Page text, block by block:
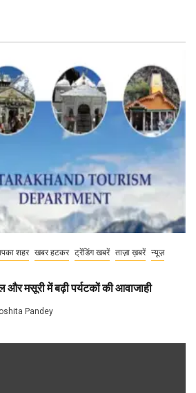
शहर खबर हटकर ट्रेंडिंग खबरें ताज़ा ख़बरें न्यूज़
और मसूरी में बढ़ी पर्यटकों की आवाजाही
Pandey